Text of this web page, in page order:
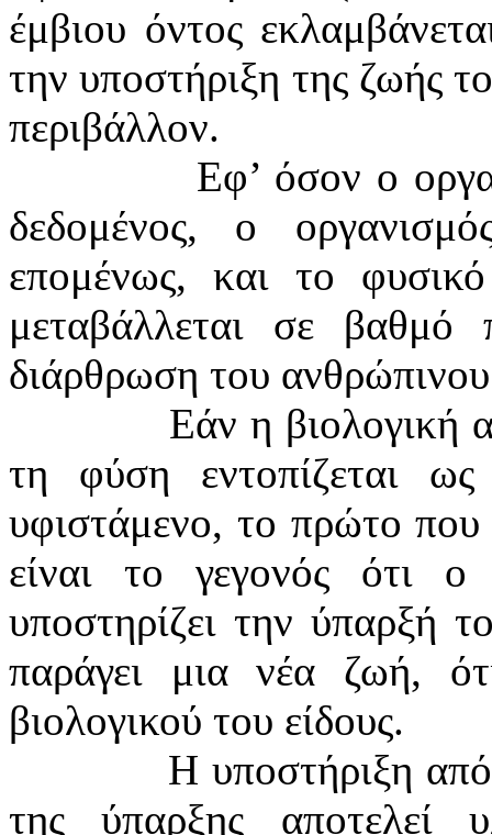
έμβιου όντος
την υποστήριξη της ζωής
περιβάλλον.
Εφ’ όσον ο
δεδομένος, ο
επομένως, και το
μεταβάλλεται σε
διάρθρωση του
Εάν η βιολογική
τη φύση εντοπίζεται
υφιστάμενο, το πρώτο που
είναι το γεγονός ότι
υποστηρίζει την ύπαρξή
παράγει μια νέα ζωή,
βιολογικού του είδους.
Η υποστήριξη
της ύπαρξης αποτελεί